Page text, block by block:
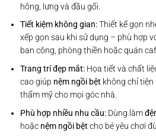
hông, lưng và đầu gối.
Tiết kiệm không gian:Thiết kế gọn
xếp gọn sau khi sử dụng – phù hợp
ban công, phòng thiền hoặc quán
Trang trí đẹp mắt:Họa tiết và chất
cao giúp nệm ngồi bệt không chỉ tiện
thẩm mỹ cho mọi góc nhà.
Phù hợp nhiều nhu cầu:Dùng làm
hoặc nệm ngồi bệt cho bé yêu chơi